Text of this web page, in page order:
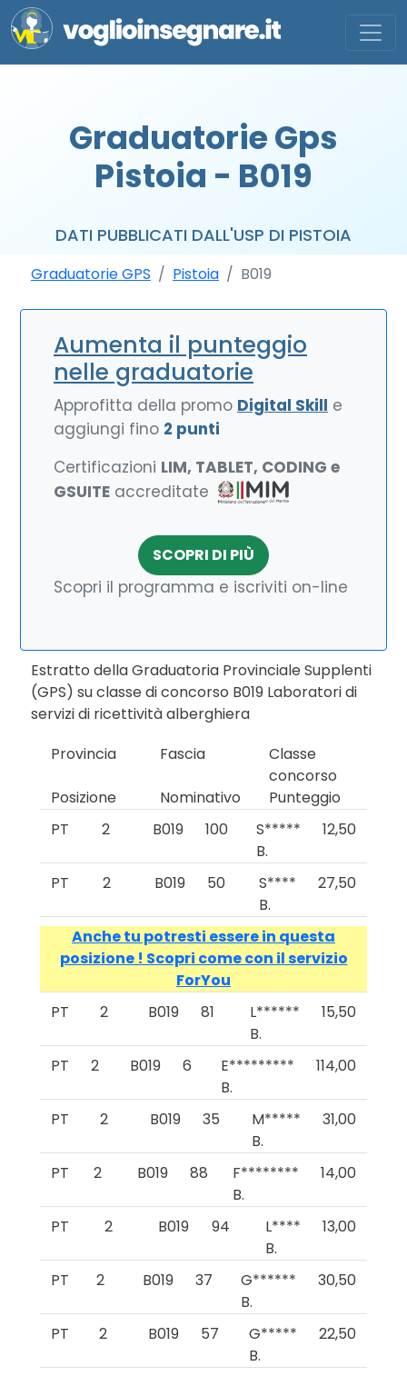
Graduatorie Gps
Pistoia - B019
DATI PUBBLICATI DALL'USP DI PISTOIA
Graduatorie GPS Pistoia B019
Aumenta il punteggio
nelle graduatorie
Approfitta della promo Digital Skill e
aggiungi fino 2 punti
Certificazioni LIM, TABLET, CODING e
GSUITE accreditate
SCOPRI DI PIÙ
Scopri il programma e iscriviti on-line
Estratto della Graduatoria Provinciale Supplenti
(GPS) su classe di concorso B019 Laboratori di
servizi di ricettività alberghiera
Provincia
Fascia
Classe
concorso
Posizione
Nominativo
Punteggio
PT
2 B019 100
S*****
B.
12,50
PT 2 B019 50
S****
B.
27,50
Anche tu potresti essere in questa
posizione ! Scopri come con il servizio
ForYou
PT
2 B019 81
L******
B.
15,50
PT 2 B019 6
E*********
B.
114,00
PT 2 B019 35
M*****
B.
31,00
PT 2 B019 88
F********
B.
14,00
PT 2 B019 94
L****
B.
13,00
PT 2 B019 37
G******
B.
30,50
PT 2 B019 57
G*****
B.
22,50